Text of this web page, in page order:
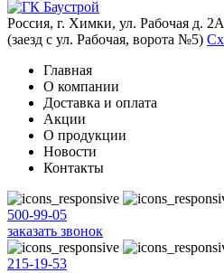
Россия, г. Химки, ул. Рабочая д.
(заезд с ул. Рабочая, ворота №5)
Главная
О компании
Доставка и оплата
Акции
О продукции
Новости
Контакты
500-99-05
заказать звонок
215-19-53